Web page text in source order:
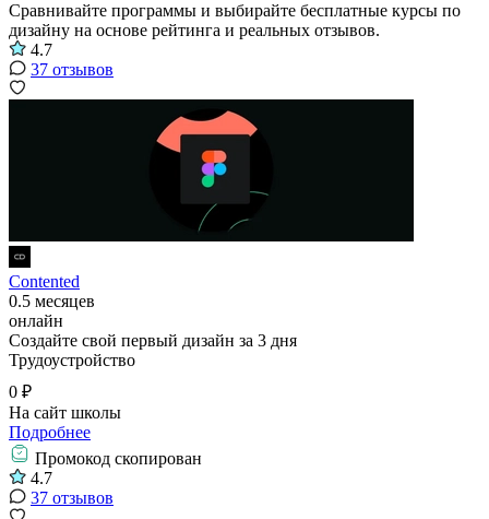
Сравнивайте программы и выбирайте бесплатные курсы по
дизайну на основе рейтинга и реальных отзывов.
4.7
37 отзывов
Contented
0.5 месяцев
онлайн
Создайте свой первый дизайн за 3 дня
Трудоустройство
0 ₽
На сайт школы
Подробнее
Промокод скопирован
4.7
37 отзывов